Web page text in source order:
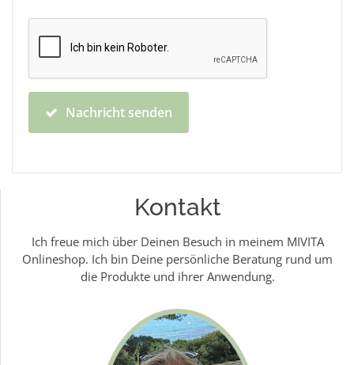
Nachricht senden
Kontakt
Ich freue mich über Deinen Besuch in meinem MIVITA
Onlineshop. Ich bin Deine persönliche Beratung rund um
die Produkte und ihrer Anwendung.